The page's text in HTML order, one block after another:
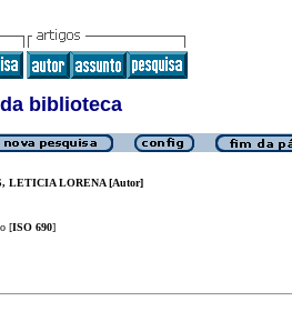
biblioteca
LETICIA LORENA [Autor]
[ISO 690]